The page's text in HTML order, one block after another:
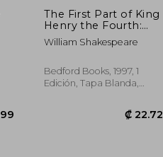
₡ 7.733
The First Part of King
Henry the Fourth:
Texts and Contexts
(Bedford Shakespeare)
William Shakespeare
Bedford Books, 1997, 1
Edición, Tapa Blanda,